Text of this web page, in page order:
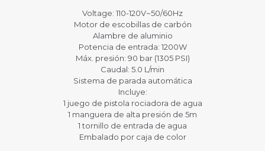
Voltage: 110-120V~50/60Hz
Motor de escobillas de carbón
Alambre de aluminio
Potencia de entrada: 1200W
Máx. presión: 90 bar (1305 PSI)
Caudal: 5.0 L/min
Sistema de parada automática
Incluye:
1 juego de pistola rociadora de agua
1 manguera de alta presión de 5m
1 tornillo de entrada de agua
Embalado por caja de color